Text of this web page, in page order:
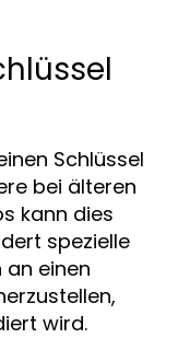
Schlüssel
bei älteren
kann dies
spezielle
an einen
wird.